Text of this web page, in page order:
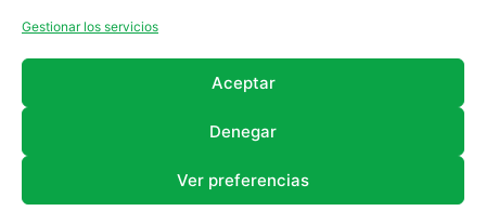
Gestionar los servicios
Aceptar
Denegar
Ver preferencias
la sección deNewsletter
Revista Farmanatur